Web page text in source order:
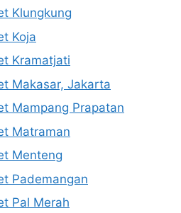
Klungkung
Koja
Kramatjati
Makasar, Jakarta
Mampang Prapatan
Matraman
Menteng
Pademangan
Pal Merah